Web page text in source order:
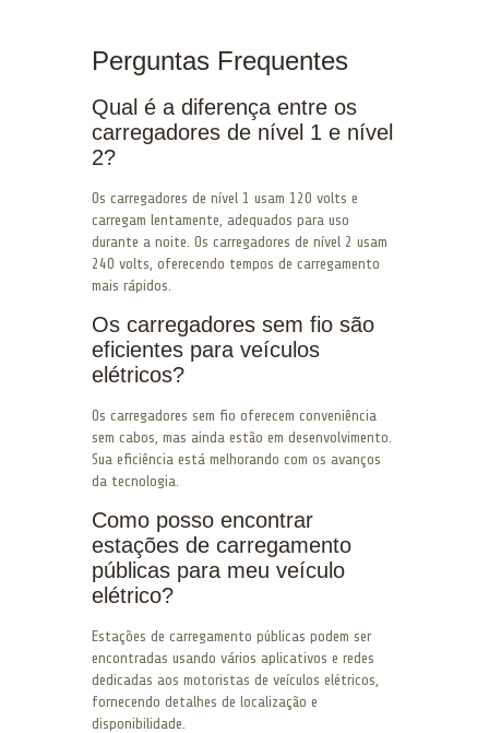
Perguntas Frequentes
Qual é a diferença entre os
carregadores de nível 1 e nível
2?
Os carregadores de nível 1 usam 120 volts e
carregam lentamente, adequados para uso
durante a noite. Os carregadores de nível 2 usam
240 volts, oferecendo tempos de carregamento
mais rápidos.
Os carregadores sem fio são
eficientes para veículos
elétricos?
Os carregadores sem fio oferecem conveniência
sem cabos, mas ainda estão em desenvolvimento.
Sua eficiência está melhorando com os avanços
da tecnologia.
Como posso encontrar
estações de carregamento
públicas para meu veículo
elétrico?
Estações de carregamento públicas podem ser
encontradas usando vários aplicativos e redes
dedicadas aos motoristas de veículos elétricos,
fornecendo detalhes de localização e
disponibilidade.